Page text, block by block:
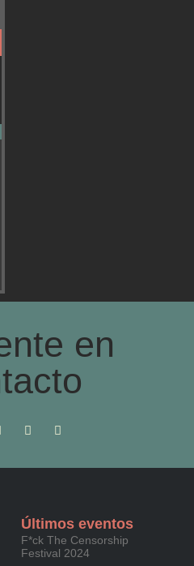
en
Últimos eventos
F*ck The Censorship
Festival 2024